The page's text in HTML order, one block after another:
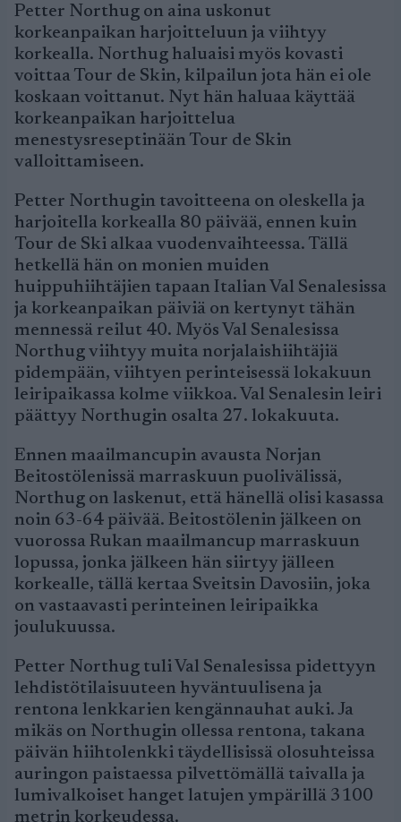
Petter Northug on aina uskonut
korkeanpaikan harjoitteluun ja viihtyy
korkealla. Northug haluaisi myös kovasti
voittaa Tour de Skin, kilpailun jota hän ei ole
koskaan voittanut. Nyt hän haluaa käyttää
korkeanpaikan harjoittelua
menestysreseptinään Tour de Skin
valloittamiseen.
Petter Northugin tavoitteena on oleskella ja
harjoitella korkealla 80 päivää, ennen kuin
Tour de Ski alkaa vuodenvaihteessa. Tällä
hetkellä hän on monien muiden
huippuhiihtäjien tapaan Italian Val Senalesissa
ja korkeanpaikan päiviä on kertynyt tähän
mennessä reilut 40. Myös Val Senalesissa
Northug viihtyy muita norjalaishiihtäjiä
pidempään, viihtyen perinteisessä lokakuun
leiripaikassa kolme viikkoa. Val Senalesin leiri
päättyy Northugin osalta 27. lokakuuta.
Ennen maailmancupin avausta Norjan
Beitostölenissä marraskuun puolivälissä,
Northug on laskenut, että hänellä olisi kasassa
noin 63-64 päivää. Beitostölenin jälkeen on
vuorossa Rukan maailmancup marraskuun
lopussa, jonka jälkeen hän siirtyy jälleen
korkealle, tällä kertaa Sveitsin Davosiin, joka
on vastaavasti perinteinen leiripaikka
joulukuussa.
Petter Northug tuli Val Senalesissa pidettyyn
lehdistötilaisuuteen hyväntuulisena ja
rentona lenkkarien kengännauhat auki. Ja
mikäs on Northugin ollessa rentona, takana
päivän hiihtolenkki täydellisissä olosuhteissa
auringon paistaessa pilvettömällä taivalla ja
lumivalkoiset hanget latujen ympärillä 3100
metrin korkeudessa.